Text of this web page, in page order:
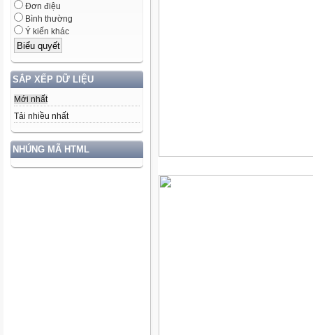
Đơn điệu
Bình thường
Ý kiến khác
SẮP XẾP DỮ LIỆU
Mới nhất
Tải nhiều nhất
NHÚNG MÃ HTML